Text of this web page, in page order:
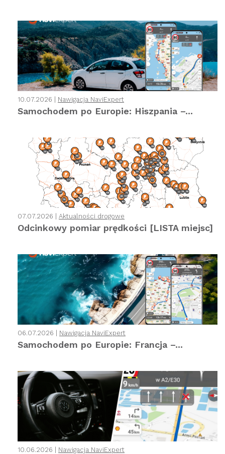
10.07.2026 | Nawigacja NaviExpert
Samochodem po Europie: Hiszpania –...
07.07.2026 | Aktualności drogowe
Odcinkowy pomiar prędkości [LISTA miejsc]
06.07.2026 | Nawigacja NaviExpert
Samochodem po Europie: Francja –...
10.06.2026 | Nawigacja NaviExpert